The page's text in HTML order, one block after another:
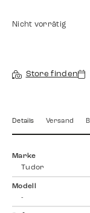
Nicht vorrätig
Store finden
Details Versand
Marke
Tudor
Modell
-